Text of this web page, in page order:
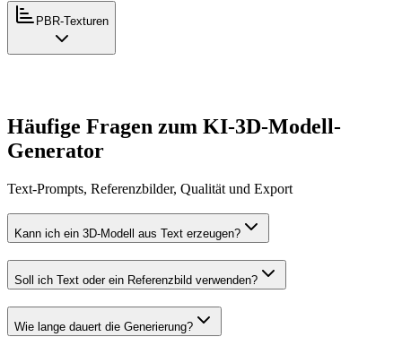
PBR-Texturen
Häufige Fragen zum KI-3D-Modell-
Generator
Text-Prompts, Referenzbilder, Qualität und Export
Kann ich ein 3D-Modell aus Text erzeugen?
Soll ich Text oder ein Referenzbild verwenden?
Wie lange dauert die Generierung?